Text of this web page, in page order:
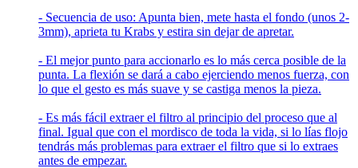
- Secuencia de uso: Apunta bien, mete hasta el fondo (unos 2-
3mm), aprieta tu Krabs y estira sin dejar de apretar.
- El mejor punto para accionarlo es lo más cerca posible de la
punta. La flexión se dará a cabo ejerciendo menos fuerza, con
lo que el gesto es más suave y se castiga menos la pieza.
- Es más fácil extraer el filtro al principio del proceso que al
final. Igual que con el mordisco de toda la vida, si lo lías flojo
tendrás más problemas para extraer el filtro que si lo extraes
antes de empezar.